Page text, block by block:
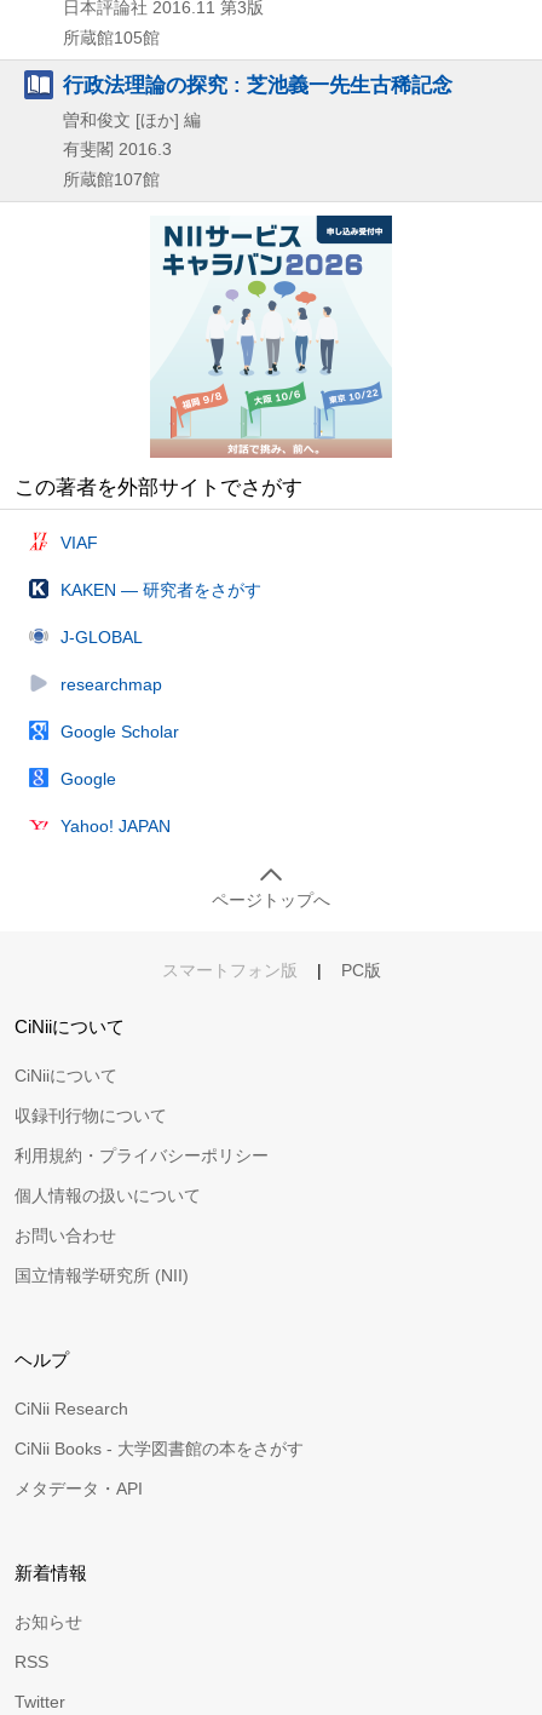
日本評論社 2016.11 第3版
所蔵館105館
行政法理論の探究 : 芝池義一先生古稀記念
曽和俊文 [ほか] 編
有斐閣 2016.3
所蔵館107館
この著者を外部サイトでさがす
VIAF
KAKEN — 研究者をさがす
J-GLOBAL
researchmap
Google Scholar
Google
Yahoo! JAPAN
ページトップへ
スマートフォン版 | PC版
CiNiiについて
CiNiiについて
収録刊行物について
利用規約・プライバシーポリシー
個人情報の扱いについて
お問い合わせ
国立情報学研究所 (NII)
ヘルプ
CiNii Research
CiNii Books - 大学図書館の本をさがす
メタデータ・API
新着情報
お知らせ
RSS
Twitter